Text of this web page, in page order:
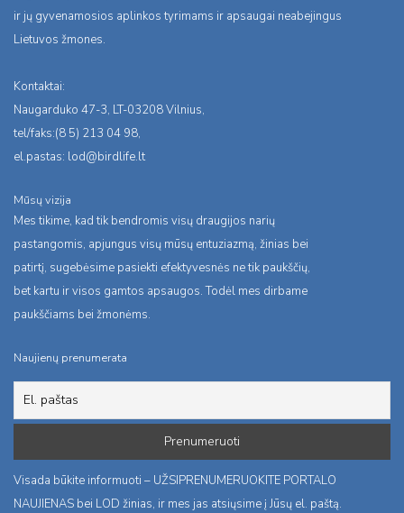
ir jų gyvenamosios aplinkos tyrimams ir apsaugai neabejingus
Lietuvos žmones.
Kontaktai:
Naugarduko 47-3, LT-03208 Vilnius,
tel/faks:(8 5) 213 04 98,
el.pastas: lod@birdlife.lt
Mūsų vizija
Mes tikime, kad tik bendromis visų draugijos narių
pastangomis, apjungus visų mūsų entuziazmą, žinias bei
patirtį, sugebėsime pasiekti efektyvesnės ne tik paukščių,
bet kartu ir visos gamtos apsaugos. Todėl mes dirbame
paukščiams bei žmonėms.
Naujienų prenumerata
Visada būkite informuoti – UŽSIPRENUMERUOKITE PORTALO
NAUJIENAS bei LOD žinias, ir mes jas atsiųsime į Jūsų el. paštą.